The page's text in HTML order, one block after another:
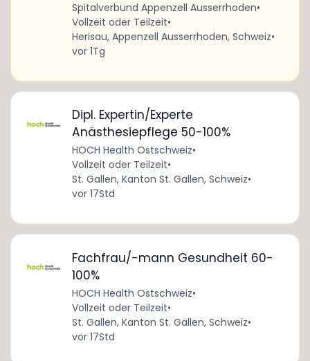
Spitalverbund Appenzell Ausserrhoden•
Vollzeit oder Teilzeit•
Herisau, Appenzell Ausserrhoden, Schweiz•
vor 1Tg
Dipl. Expertin/Experte
Anästhesiepflege 50-100%
HOCH Health Ostschweiz•
Vollzeit oder Teilzeit•
St. Gallen, Kanton St. Gallen, Schweiz•
vor 17Std
Fachfrau/-mann Gesundheit 60-
100%
HOCH Health Ostschweiz•
Vollzeit oder Teilzeit•
St. Gallen, Kanton St. Gallen, Schweiz•
vor 17Std